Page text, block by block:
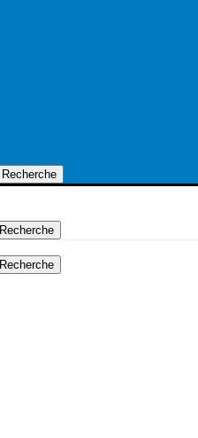
Recherche
Recherche
Recherche